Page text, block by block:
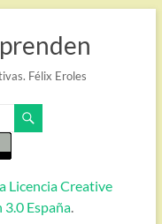
Félix Eroles
Licencia Creative
España.